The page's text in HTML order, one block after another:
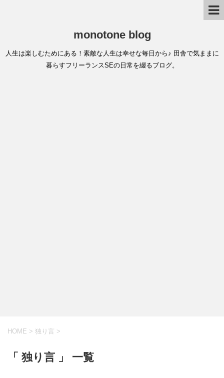
monotone blog
人生は楽しむためにある！素敵な人生は幸せな毎日から♪ 田舎で気ままに
暮らすフリーランスSEの日常を綴るブログ。
HOME > 独り言 >
「 独り言 」 一覧